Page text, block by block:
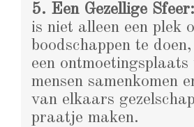
5. Een Gezellige Sfeer:
is niet alleen een plek
boodschappen te
een
mensen samenkomen
van elkaars
praatje maken.